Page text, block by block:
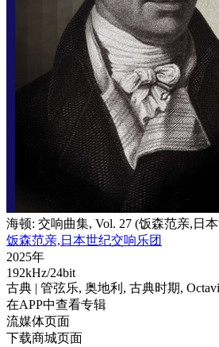
海顿: 交响曲集, Vol. 27 (饭森范亲,日
饭森范亲,日本世纪交响乐团
2025年
192kHz/24bit
古典 | 管弦乐, 奥地利, 古典时期,
在APP中查看专辑
流媒体页面
下载商城页面